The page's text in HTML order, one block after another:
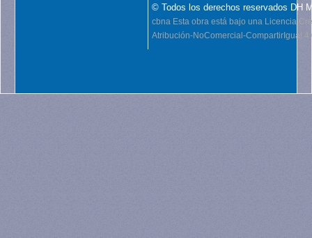
© Todos los derechos reservados DH
cbna Esta obra está bajo una Licencia
Atribución-NoComercial-CompartirIgual